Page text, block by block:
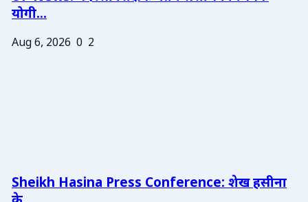
योगी...
Aug 6, 2026 0 2
Sheikh Hasina Press Conference: शेख हसीना